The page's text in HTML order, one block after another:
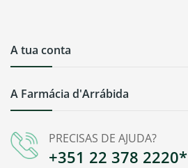
PRECISAS DE AJUDA?
+351 22 378 2220*
A Farmácia d'Arrábida
A tua conta